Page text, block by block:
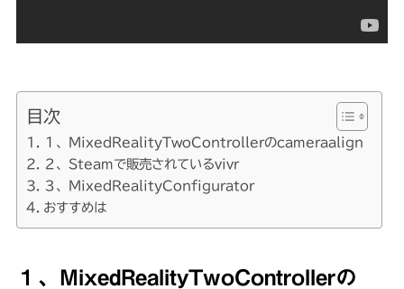
目次
１、MixedRealityTwoControllerのcameraalign
２、Steamで販売されているvivr
３、MixedRealityConfigurator
おすすめは
１、MixedRealityTwoControllerの